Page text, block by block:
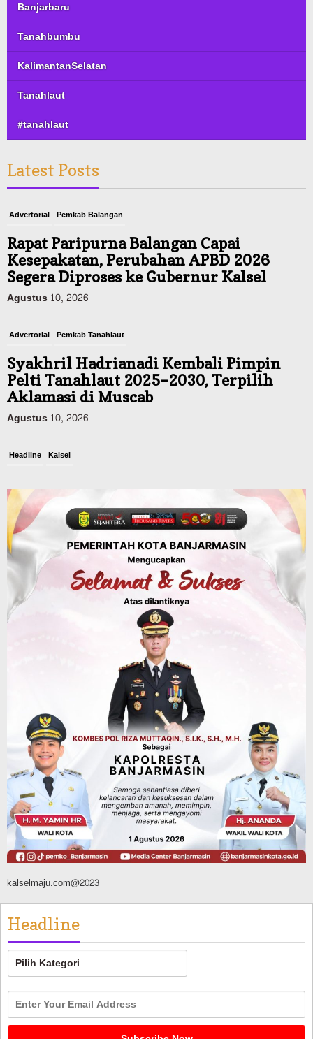
Banjarbaru
Tanahbumbu
KalimantanSelatan
Tanahlaut
#tanahlaut
Latest Posts
Advertorial Pemkab Balangan
Rapat Paripurna Balangan Capai
Kesepakatan, Perubahan APBD 2026
Segera Diproses ke Gubernur Kalsel
Agustus 10, 2026
Advertorial Pemkab Tanahlaut
Syakhril Hadrianadi Kembali Pimpin
Pelti Tanahlaut 2025–2030, Terpilih
Aklamasi di Muscab
Agustus 10, 2026
Headline Kalsel
Banjar, Ratusan Pohon Ditanam, Hampir
2 Ton Sampah Terkumpul dari
Penukaran dengan Sembako
Agustus 9, 2026
Advertorial Pemkab Balangan
28 Pelajar Halong Balangan Jalani
Latihan Intensif Paskibraka, Ditempa
TNI-Polri Sambut HUT ke-81 RI
Budaya & Pariwisata
900 Peserta Ramaikan Wali Kota Cup
Kicau Mania Banjarmasin, Total Hadiah
Rp40 Juta
Agustus 10, 2026
kalselmaju.com@2023
Headline
Headline